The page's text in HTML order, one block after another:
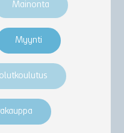
Mainonta
Myynti
olutkoulutus